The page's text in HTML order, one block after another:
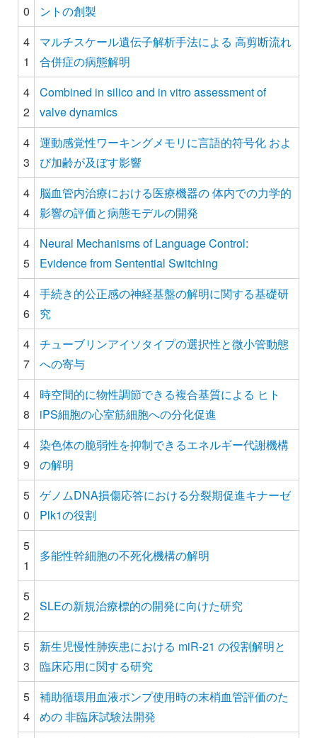
0
ントの創製
4
1
マルチスケール遺伝子解析手法による 高剪断流れ
合併症の病態解明
4
2
Combined in silico and in vitro assessment of
valve dynamics
4
3
運動感覚性ワーキングメモリに言語的符号化 およ
び加齢が及ぼす影響
4
4
脳血管内治療における医療機器の 体内での力学的
影響の評価と病態モデルの開発
4
5
Neural Mechanisms of Language Control:
Evidence from Sentential Switching
4
6
手続き的公正感の神経基盤の解明に関する基礎研
究
4
7
チューブリンアイソタイプの選択性と微小管動態
への寄与
4
8
時空間的に物性調節できる複合基質による ヒト
iPS細胞の心室筋細胞への分化促進
4
9
染色体の脆弱性を抑制できるエネルギー代謝機構
の解明
5
0
ゲノムDNA損傷応答における分裂期促進キナーゼ
Plk1の役割
5
1
多能性幹細胞の不死化機構の解明
5
2
SLEの新規治療標的の開発に向けた研究
5
3
新生児慢性肺疾患における miR-21 の役割解明と
臨床応用に関する研究
5
4
補助循環用血液ポンプ使用時の末梢血管評価のた
めの 非臨床試験法開発